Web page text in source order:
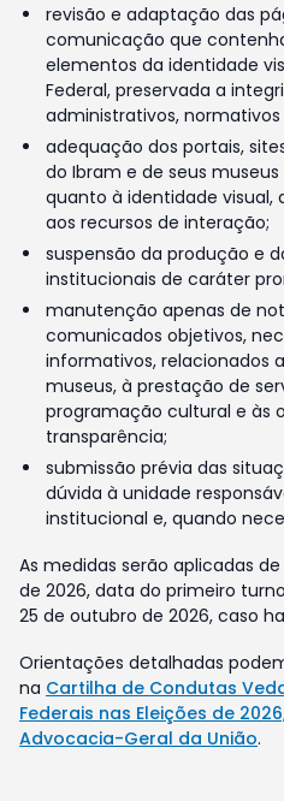
revisão e adaptação das
comunicação que
elementos da identidade
Federal, preservada a
administrativos, normativos
adequação dos portais,
do Ibram e de seus
quanto à identidade visual,
aos recursos de interação;
suspensão da produção e
institucionais de caráter
manutenção apenas de
comunicados objetivos,
informativos, relacionados
museus, à prestação de
programação cultural e às
transparência;
submissão prévia das
dúvida à unidade
institucional e, quando
As medidas serão aplicadas
de 2026, data do primeiro
25 de outubro de 2026, caso
Orientações detalhadas
na Cartilha de Condutas
Federais nas Eleições de
Advocacia-Geral da União.